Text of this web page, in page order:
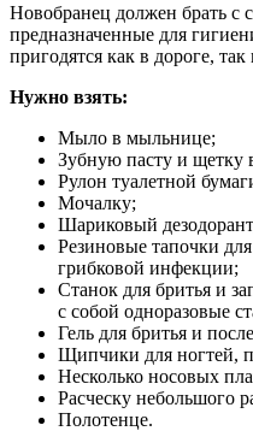
Новобранец должен брать с
предназначенные для
пригодятся как в дороге,
Нужно взять:
Мыло в мыльнице;
Зубную пасту и щетку
Рулон туалетной
Мочалку;
Шариковый
Резиновые тапочки
грибковой инфекции;
Станок для бритья и
с собой одноразовые
Гель для бритья и
Щипчики для ногтей,
Несколько носовых
Расческу небольшого
Полотенце.